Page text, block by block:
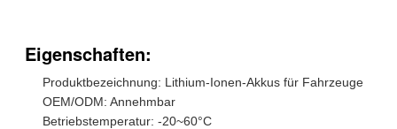
Eigenschaften:
Produktbezeichnung: Lithium-Ionen-Akkus für Fahrzeuge
OEM/ODM: Annehmbar
Betriebstemperatur: -20~60°C